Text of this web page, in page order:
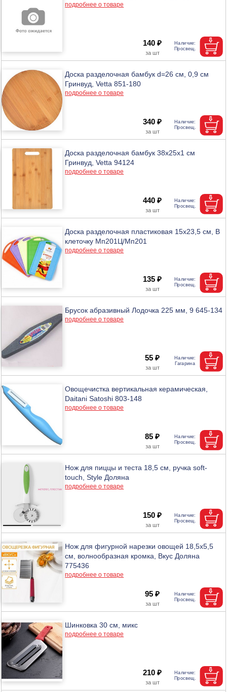
подробнее о товаре
140 ₽
Доска разделочная бамбук d=26 см, 0,9 см
Гринвуд, Vetta 851-180
подробнее о товаре
340 ₽
Доска разделочная бамбук 38х25х1 см
Гринвуд, Vetta 94124
подробнее о товаре
440 ₽
Доска разделочная пластиковая 15х23,5 см, В
клеточку Мп201Ц/Мп201
подробнее о товаре
135 ₽
Брусок абразивный Лодочка 225 мм, 9 645-134
подробнее о товаре
55 ₽
Овощечистка вертикальная керамическая,
Daitani Satoshi 803-148
подробнее о товаре
85 ₽
Нож для пиццы и теста 18,5 см, ручка soft-
touch, Style Доляна
подробнее о товаре
150 ₽
Нож для фигурной нарезки овощей 18,5х5,5
см, волнообразная кромка, Вкус Доляна
775436
подробнее о товаре
95 ₽
Шинковка 30 см, микс
подробнее о товаре
210 ₽